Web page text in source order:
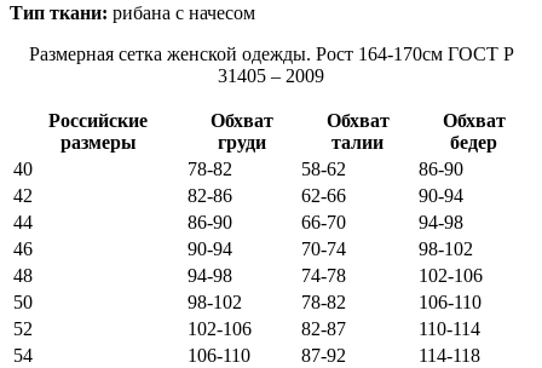
Тип ткани: рибана с начесом
Размерная сетка женской одежды. Рост 164-170см ГОСТ Р
31405 – 2009
Российские
размеры
Обхват
груди
Обхват
талии
Обхват
бедер
40
78-82 58-62
86-90
42
82-86 62-66
90-94
44
86-90 66-70
94-98
46
90-94 70-74
98-102
48
94-98 74-78
102-106
50
98-102 78-82
106-110
52
102-106 82-87
110-114
54
106-110 87-92
114-118